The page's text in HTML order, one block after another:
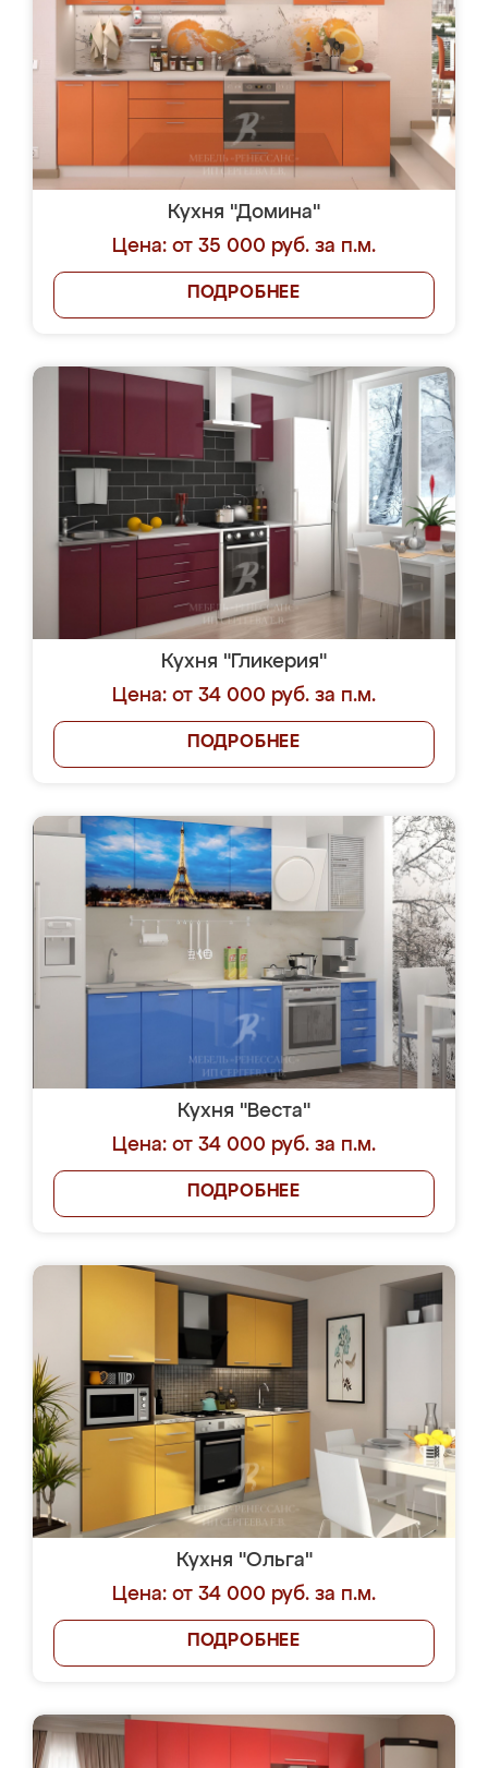
Кухня "Домина"
Цена: от 35 000 руб. за п.м.
ПОДРОБНЕЕ
Кухня "Гликерия"
Цена: от 34 000 руб. за п.м.
ПОДРОБНЕЕ
Кухня "Веста"
Цена: от 34 000 руб. за п.м.
ПОДРОБНЕЕ
Кухня "Ольга"
Цена: от 34 000 руб. за п.м.
ПОДРОБНЕЕ